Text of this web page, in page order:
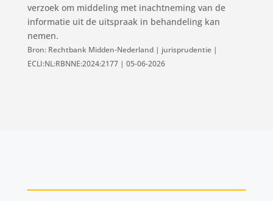
verzoek om middeling met inachtneming van de
informatie uit de uitspraak in behandeling kan
nemen.
Bron: Rechtbank Midden-Nederland | jurisprudentie |
ECLI:NL:RBNNE:2024:2177 | 05-06-2026